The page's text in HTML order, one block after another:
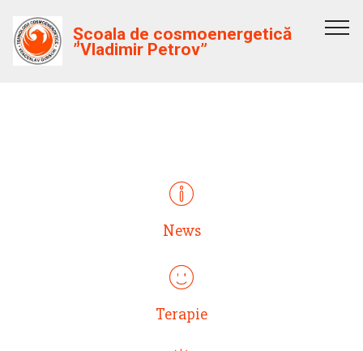
Școala de cosmoenergetică
”Vladimir Petrov”
News
Terapie